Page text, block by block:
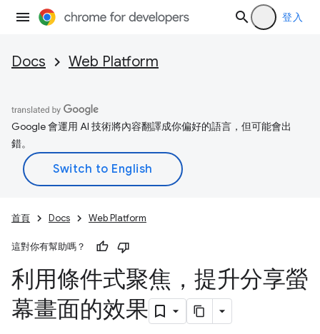
登入
Docs Web Platform
Google 會運用 AI 技術將內容翻譯成你偏好的語言，但可能會出
錯。
首頁 Docs Web Platform
這對你有幫助嗎？
利用條件式聚焦，提升分享螢
幕畫面的效果